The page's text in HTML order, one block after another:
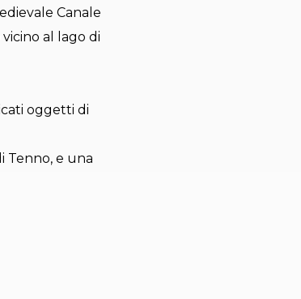
Canale
al lago di
oggetti di
Tenno, e una